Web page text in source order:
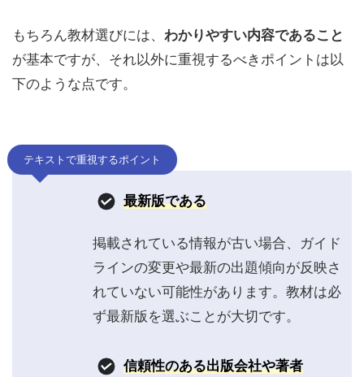
もちろん教材選びには、 わかりやすい内容であること
が基本ですが、それ以外に重視するべきポイントは以
下のような点です。
テキストで重視するポイント
最新版である
掲載されている情報が古い場合、ガイド
ラインの変更や最新の出題傾向が反映さ
れていない可能性があります。教材は必
ず最新版を選ぶことが大切です。
信頼性のある出版会社や著者